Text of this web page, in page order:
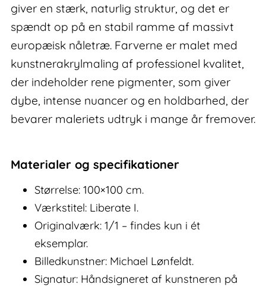
giver en stærk, naturlig struktur, og det er
spændt op på en stabil ramme af massivt
europæisk nåletræ. Farverne er malet med
kunstnerakrylmaling af professionel kvalitet,
der indeholder rene pigmenter, som giver
dybe, intense nuancer og en holdbarhed, der
bevarer maleriets udtryk i mange år fremover.
Materialer og specifikationer
Størrelse: 100×100 cm.
Værkstitel: Liberate I.
Originalværk: 1/1 – findes kun i ét
eksemplar.
Billedkunstner: Michael Lønfeldt.
Signatur: Håndsigneret af kunstneren på